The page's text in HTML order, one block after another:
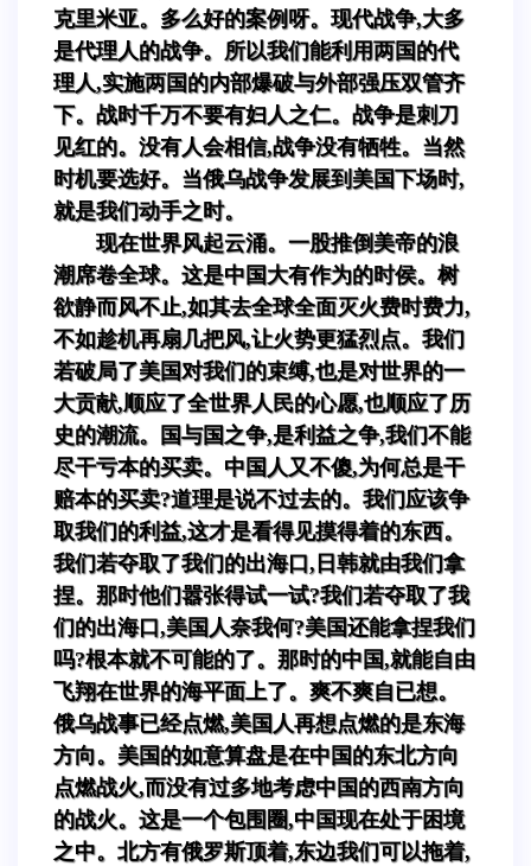
克里米亚。多么好的案例呀。现代战争,大多
是代理人的战争。所以我们能利用两国的代
理人,实施两国的内部爆破与外部强压双管齐
下。战时千万不要有妇人之仁。战争是刺刀
见红的。没有人会相信,战争没有牺牲。当然
时机要选好。当俄乌战争发展到美国下场时,
就是我们动手之时。
现在世界风起云涌。一股推倒美帝的浪
潮席卷全球。这是中国大有作为的时侯。树
欲静而风不止,如其去全球全面灭火费时费力,
不如趁机再扇几把风,让火势更猛烈点。我们
若破局了美国对我们的束缚,也是对世界的一
大贡献,顺应了全世界人民的心愿,也顺应了历
史的潮流。国与国之争,是利益之争,我们不能
尽干亏本的买卖。中国人又不傻,为何总是干
赔本的买卖?道理是说不过去的。我们应该争
取我们的利益,这才是看得见摸得着的东西。
我们若夺取了我们的出海口,日韩就由我们拿
捏。那时他们嚣张得试一试?我们若夺取了我
们的出海口,美国人奈我何?美国还能拿捏我们
吗?根本就不可能的了。那时的中国,就能自由
飞翔在世界的海平面上了。爽不爽自已想。
俄乌战事已经点燃,美国人再想点燃的是东海
方向。美国的如意算盘是在中国的东北方向
点燃战火,而没有过多地考虑中国的西南方向
的战火。这是一个包围圈,中国现在处于困境
之中。北方有俄罗斯顶着,东边我们可以拖着,